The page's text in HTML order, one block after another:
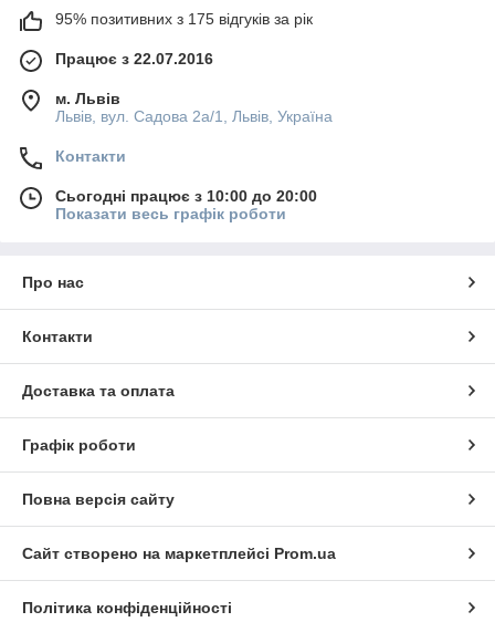
95% позитивних з 175 відгуків за рік
Працює з 22.07.2016
м. Львів
Львів, вул. Садова 2а/1, Львів, Україна
Контакти
Сьогодні працює з 10:00 до 20:00
Показати весь графік роботи
Про нас
Контакти
Доставка та оплата
Графік роботи
Повна версія сайту
Сайт створено на маркетплейсі Prom.ua
Політика конфіденційності